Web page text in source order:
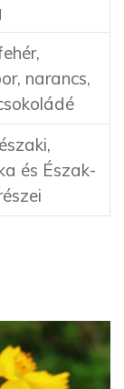
narancs,
és Észak-